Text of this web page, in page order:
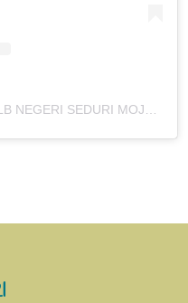
Sebuah kiriman dibagikan oleh SLB NEGERI SEDURI MOJOKERTO (@slbnseduri.mjk)